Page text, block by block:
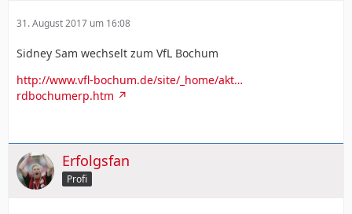
31. August 2017 um 16:08
Sidney Sam wechselt zum VfL Bochum
http://www.vfl-bochum.de/site/_home/akt…
rdbochumerp.htm
Erfolgsfan
Profi